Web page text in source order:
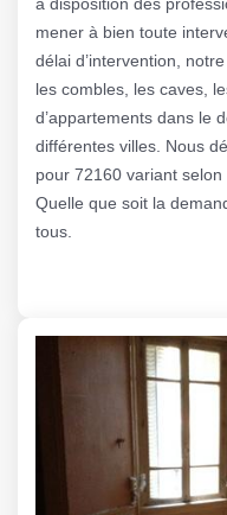
mener à bien toute
délai d’intervention,
les combles, les caves,
d’appartements dans le
différentes villes. Nous
pour 72160 variant
Quelle que soit la
tous.